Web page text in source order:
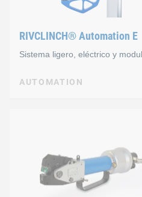
RIVCLINCH® Automation E
Sistema ligero, eléctrico y
AUTOMATION
Ventajas de los nuevos datos